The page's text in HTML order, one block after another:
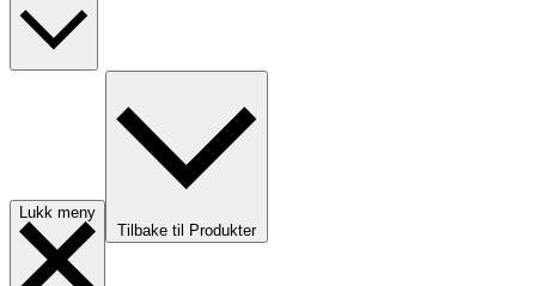
Lukk meny
Tilbake til Produkter